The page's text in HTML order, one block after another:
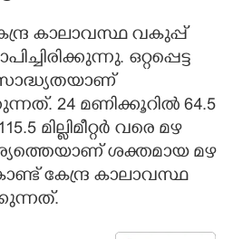
കാലാവസ്ഥ വകുപ്പ്
ഒറ്റപ്പെട്ട
സാദ്ധ്യതയാണ്
24 മണിക്കൂറിൽ 64.5
മില്ലിമീറ്റർ വരെ മഴ
ശക്തമായ മഴ
കേന്ദ്ര കാലാവസ്ഥ